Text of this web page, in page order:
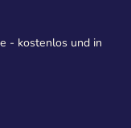
- kostenlos und in